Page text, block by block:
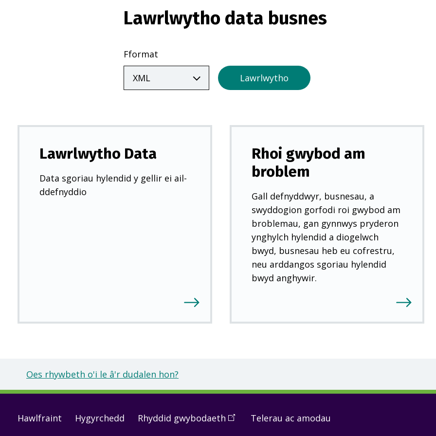
r
n
w
y
d
)
Lawrlwytho data busnes
Fformat
Lawrlwytho
Lawrlwytho Data
Data sgoriau hylendid y gellir ei ail-
ddefnyddio
Rhoi gwybod am
broblem
Gall defnyddwyr, busnesau, a
swyddogion gorfodi roi gwybod am
broblemau, gan gynnwys pryderon
ynghylch hylendid a diogelwch
bwyd, busnesau heb eu cofrestru,
neu arddangos sgoriau hylendid
bwyd anghywir.
Oes rhywbeth o'i le â'r dudalen hon?
Footer
Hawlfraint Hygyrchedd Rhyddid gwybodaeth (OpenTelerau ac amodau